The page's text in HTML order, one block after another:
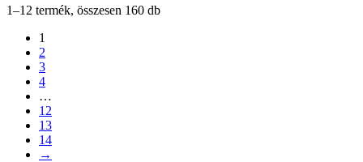
1–12 termék, összesen 160 db
1
2
3
4
…
12
13
14
→